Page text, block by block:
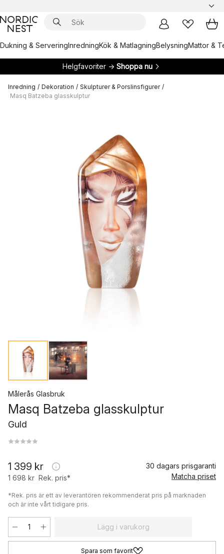
Dukning & ServeringInredningKök & MatlagningBelysningMattor &
Helgfavoriter → Shoppa nu
Inredning / Dekoration / Skulpturer & Porslinsfigurer /
Masq Batzeba glasskulptur
Målerås Glasbruk
Masq Batzeba glasskulptur
Guld
1 399 kr
1 698 kr Rek. pris*
30 dagars prisgaranti
Matcha priset
*Rek. pris är ett av leverantören rekommenderat pris på marknaden
och är inte vårt tidigare pris.
Lägg i varukorg
Spara som favorit